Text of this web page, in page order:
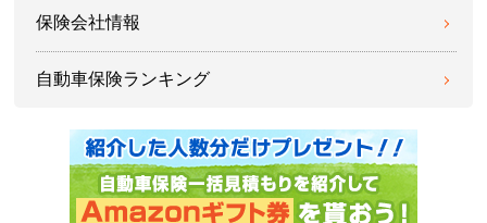
保険会社情報
自動車保険ランキング